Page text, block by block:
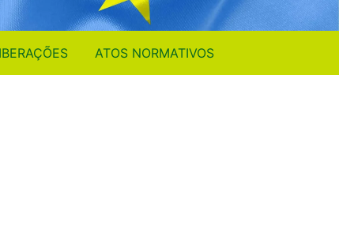
ATOS NORMATIVOS